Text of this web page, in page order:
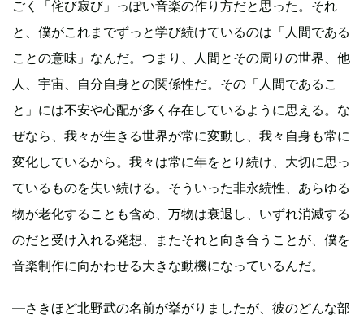
ごく「侘び寂び」っぽい音楽の作り方だと思った。それ
と、僕がこれまでずっと学び続けているのは「人間である
ことの意味」なんだ。つまり、人間とその周りの世界、他
人、宇宙、自分自身との関係性だ。その「人間であるこ
と」には不安や心配が多く存在しているように思える。な
ぜなら、我々が生きる世界が常に変動し、我々自身も常に
変化しているから。我々は常に年をとり続け、大切に思っ
ているものを失い続ける。そういった非永続性、あらゆる
物が老化することも含め、万物は衰退し、いずれ消滅する
のだと受け入れる発想、またそれと向き合うことが、僕を
音楽制作に向かわせる大きな動機になっているんだ。
―さきほど北野武の名前が挙がりましたが、彼のどんな部